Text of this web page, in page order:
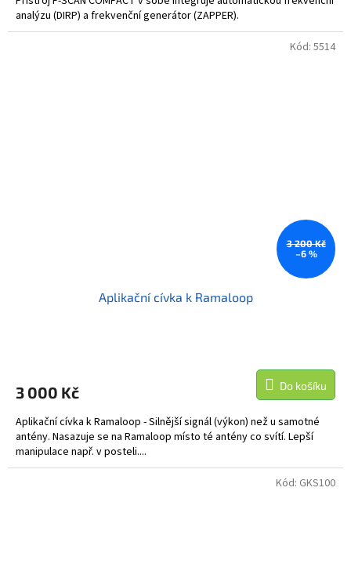
analýzu (DIRP) a frekvenční generátor (ZAPPER).
3 200 Kč
–6 %
Aplikační cívka k Ramaloop
3 000 Kč Do košíku
Aplikační cívka k Ramaloop - Silnější signál (výkon) než u samotné
antény. Nasazuje se na Ramaloop místo té antény co svítí. Lepší
manipulace např. v posteli....
Kód: 5514
Kód: GKS100